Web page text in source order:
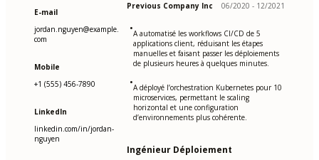
E-mail
jordan.nguyen@example.
com
Mobile
+1 (555) 456-7890
LinkedIn
linkedin.com/in/jordan-
nguyen
Previous Company Inc 06/2020 - 12/2021
•A automatisé les workflows CI/CD de 5
applications client, réduisant les étapes
manuelles et faisant passer les déploiements
de plusieurs heures à quelques minutes.
•A déployé l’orchestration Kubernetes pour 10
microservices, permettant le scaling
horizontal et une configuration
d’environnements plus cohérente.
Ingénieur Déploiement